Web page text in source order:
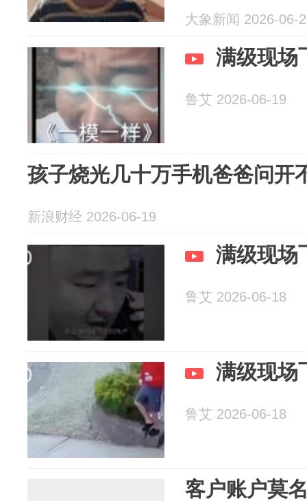
并平心静气
大象新闻 2026-06-
满级现场
鲁艾 2026-06-19
孩子烧光几十万手机爸爸问开
新浪财经 2026-06-19
满级现场
鲁艾 2026-06-18
满级现场
鲁艾 2026-06-18
客户账户莫